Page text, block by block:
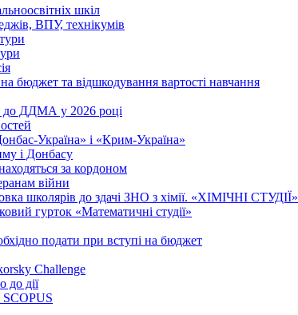
шкіл
ВПУ, технікумів
бюджет та відшкодування вартості навчання
ДДМА у 2026 році
Україна» і «Крим-Україна»
і Донбасу
за кордоном
війни
школярів до здачі ЗНО з хімії. «ХІМІЧНІ СТУДІЇ»
гурток «Математичні студії»
подати при вступі на бюджет
Challenge
до дії
SCOPUS